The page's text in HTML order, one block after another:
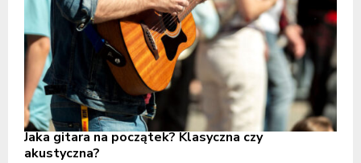
Jaka gitara na początek? Klasyczna czy
akustyczna?